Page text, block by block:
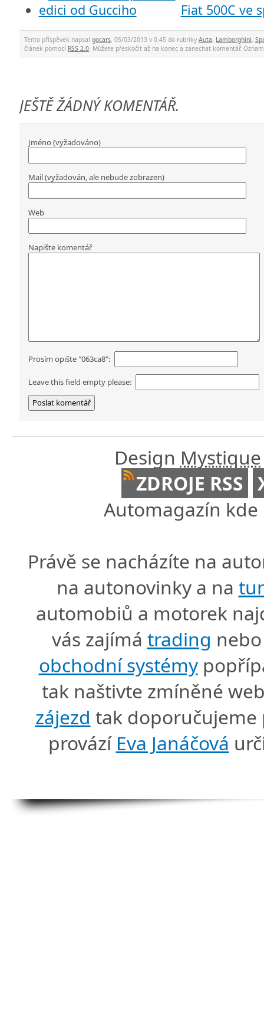
Fiat 500C ve
Tento příspěvek napsal gocars, 05/03/2013 v 0.45 do rubriky Auta, Lamborghini,
článek pomocí RSS 2.0 . Můžete přeskočit až na konec a zanechat komentář.
JEŠTĚ ŽÁDNÝ KOMENTÁŘ.
Jméno (vyžadováno)
Mail (vyžadován, ale nebude zobrazen)
Web
Napište komentář
Prosím opište "063ca8":
Leave this field empty please:
Design Mystique
ZDROJE RSS
Automagazín
Právě se nacházíte na
na autonovinky a na
automobiů a motorek
vás zajímá trading
obchodní systémy
tak naštivte zmíněné
zájezd tak doporučujeme
provází Eva Janáčová